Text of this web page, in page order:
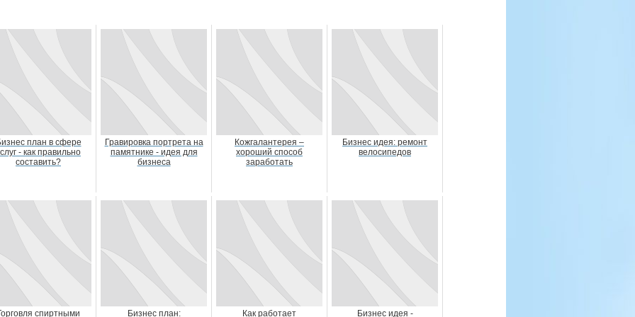
план в сфере
- как правильно
составить?
Гравировка портрета на
памятнике - идея для
бизнеса
Кожгалантерея –
хороший способ
заработать
Бизнес идея: ремонт
велосипедов
спиртными Бизнес план: Как работает Бизнес идея -